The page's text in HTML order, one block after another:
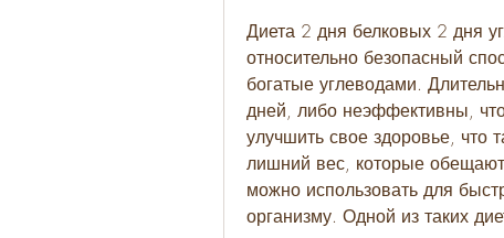
Диета 2 дня белковых 2 дня
относительно безопасный
богатые углеводами.
дней, либо неэффективны,
улучшить свое здоровье, что
лишний вес, которые
можно использовать для
организму. Одной из таких